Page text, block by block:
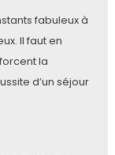
fabuleux à
Il faut en
la
d’un séjour